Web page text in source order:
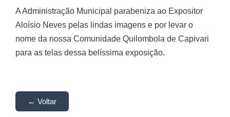
A Administração Municipal parabeniza ao Expositor
Aloísio Neves pelas lindas imagens e por levar o
nome da nossa Comunidade Quilombola de Capivari
para as telas dessa belíssima exposição.
← Voltar